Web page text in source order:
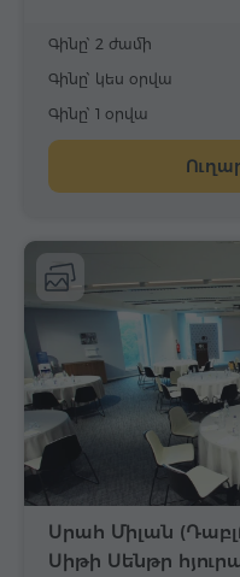
Գինը՝ 2 ժամի
Գինը՝ կես օրվա
Գինը՝ 1 օրվա
Սրահ Միլան
Սիթի Սենթր